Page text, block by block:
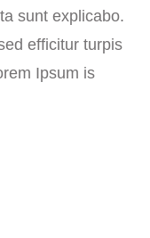
sunt explicabo.
efficitur turpis
Ipsum is